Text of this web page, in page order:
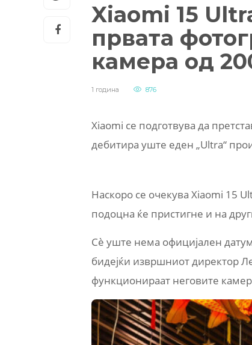
Xiaomi 15
првата
камера од
1 година 876
Xiaomi се подготвува да
дебитира уште еден „Ultra“
Наскоро се очекува Xiaomi 15
подоцна ќе пристигне и на
Сè уште нема официјален
бидејќи извршниот директор
функционираат неговите